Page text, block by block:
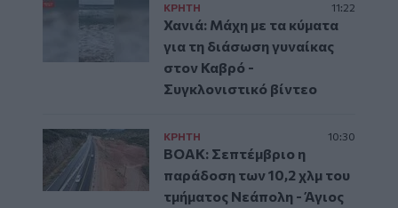
ΚΡΗΤΗ 11:22
Χανιά: Μάχη με τα κύματα
για τη διάσωση γυναίκας
στον Καβρό -
Συγκλονιστικό βίντεο
ΚΡΗΤΗ 10:30
ΒΟΑΚ: Σεπτέμβριο η
παράδοση των 10,2 χλμ του
τμήματος Νεάπολη - Άγιος